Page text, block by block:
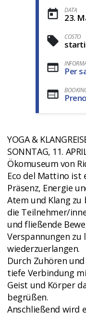
DATA
23.
COSTO
Per
YOGA &
SONNTAG, 11.
Ökomuseum von
Eco del Mattino ist
Präsenz, Energie
Atem und Klang zu
die Teilnehmer/
und fließende
Verspannungen zu
wiederzuerlangen.
Durch Zuhören
tiefe Verbindung
Geist und Körper
begrüßen.
Anschließend wird